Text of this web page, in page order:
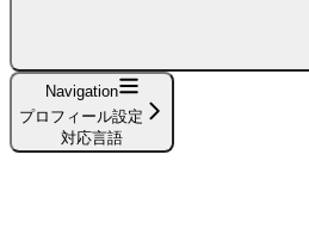
Navigation
プロフィール設定
対応言語